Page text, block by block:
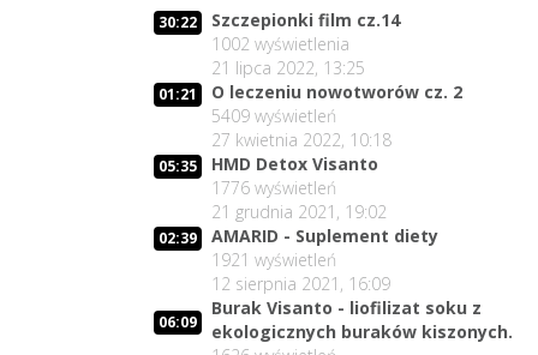
30:22
Szczepionki film cz.14
1002 wyświetlenia
21 lipca 2022, 13:25
01:21
O leczeniu nowotworów cz. 2
5409 wyświetleń
27 kwietnia 2022, 10:18
05:35
HMD Detox Visanto
1776 wyświetleń
21 grudnia 2021, 19:02
02:39
AMARID - Suplement diety
1921 wyświetleń
12 sierpnia 2021, 16:09
06:09
Burak Visanto - liofilizat soku z
ekologicznych buraków kiszonych.